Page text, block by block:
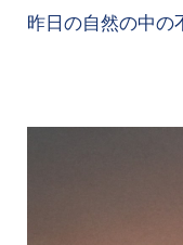
昨日の自然の中の